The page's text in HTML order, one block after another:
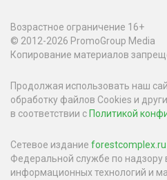
Возрастное ограничение 16+
© 2012-2026 PromoGroup Media
Копирование материалов
Продолжая использовать наш
обработку файлов Cookies и
в соответствии с Политикой
Сетевое издание forestcomplex.ru
Федеральной службе по надзору
информационных технологий и